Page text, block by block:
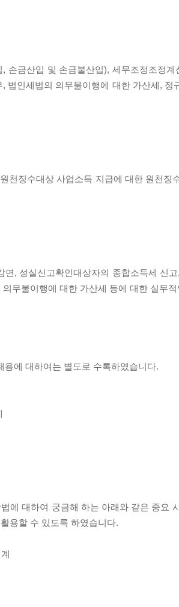
손금산입 및 손금불산입), 세무조정조정
법인세법의 의무물이행에 대한 가산세,
천징수대상 사업소득 지급에 대한 원천징
, 성실신고확인대상자의 종합소득세 신
무불이행에 대한 가산세 등에 대한 실무
에 대하여는 별도로 수록하였습니다.
에 대하여 궁금해 하는 아래와 같은 중요
용할 수 있도록 하였습니다.